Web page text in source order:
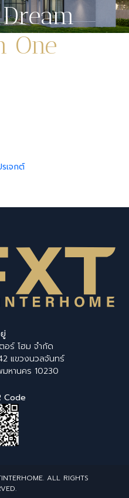
One
เจกต์
อร์ โฮม จำกัด
แขวงนวลจันทร์
หานคร 10230
Code
ALL RIGHTS